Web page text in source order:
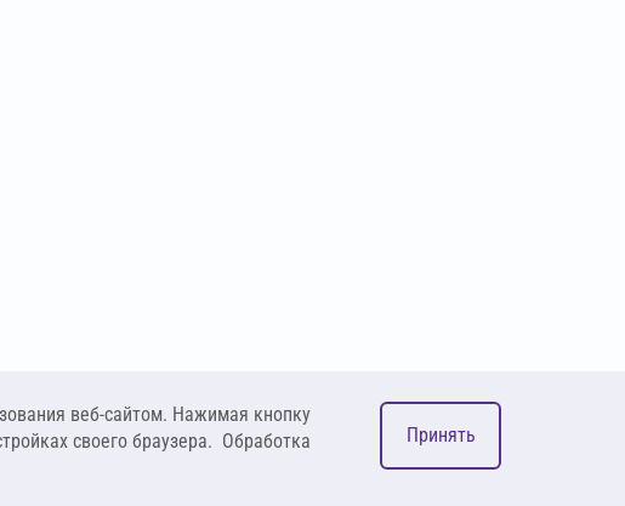
веб-сайтом. Нажимая кнопку
своего браузера. Обработка
Принять